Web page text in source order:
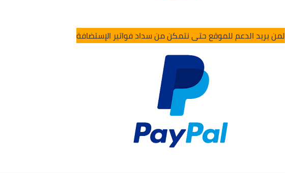
لمن يريد الدعم للموقع حتى نتمكن من سداد فواتير الإستضافة